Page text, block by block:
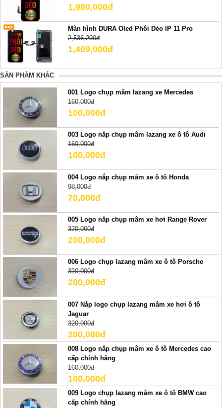
1,980,000đ
Màn hình DURA Oled Phôi Dẻo IP 11 Pro
2,536,200đ
1,409,000đ
SẢN PHẢM KHÁC
001 Logo chụp mâm lazang xe Mercedes
160,000đ
100,000đ
003 Logo nắp chụp mâm lazang xe ô tô Audi
160,000đ
100,000đ
004 Logo nắp chụp mâm xe ô tô Honda
98,000đ
70,000đ
005 Logo nắp chụp mâm xe hơi Range Rover
320,000đ
200,000đ
006 Logo chụp lazang mâm xe ô tô Porsche
320,000đ
200,000đ
007 Nắp logo chụp lazang mâm xe hơi ô tô
Jaguar
320,000đ
200,000đ
008 Logo nắp chụp mâm xe ô tô Mercedes cao
cấp chính hãng
160,000đ
100,000đ
009 Logo chụp lazang mâm xe ô tô BMW cao
cấp chính hãng